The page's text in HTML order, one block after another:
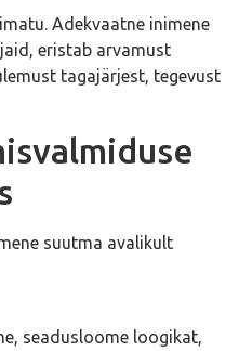
Adekvaatne inimene
eristab arvamust
tagajärjest, tegevust
suutma avalikult
seadusloome loogikat,